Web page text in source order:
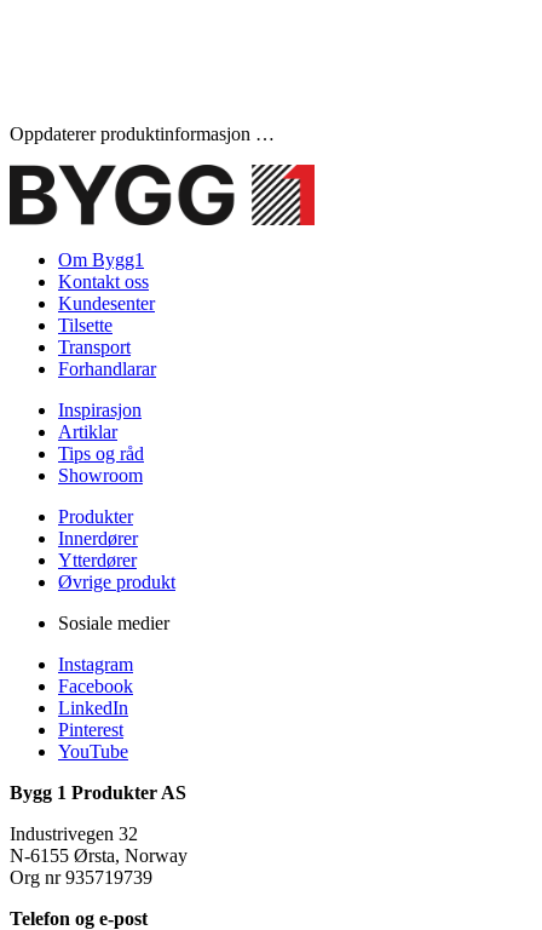
Oppdaterer produktinformasjon …
Om Bygg1
Kontakt oss
Kundesenter
Tilsette
Transport
Forhandlarar
Inspirasjon
Artiklar
Tips og råd
Showroom
Produkter
Innerdører
Ytterdører
Øvrige produkt
Sosiale medier
Instagram
Facebook
LinkedIn
Pinterest
YouTube
Bygg 1 Produkter AS
Industrivegen 32
N-6155 Ørsta, Norway
Org nr 935719739
Telefon og e-post